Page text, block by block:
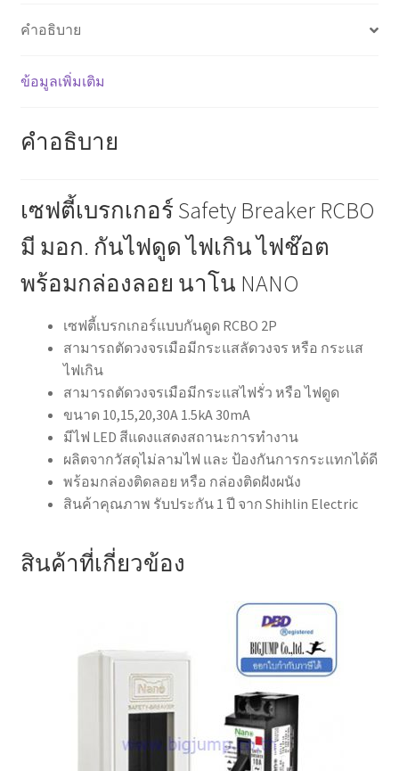
กล่อง
NANO
คำอธิบาย
ข้อมูลเพิ่มเติม
คำอธิบาย
เซฟตี้เบรกเกอร์ Safety Breaker RCBO
มี มอก. กันไฟดูด ไฟเกิน ไฟช๊อต
พร้อมกล่องลอย นาโน NANO
เซฟตี้เบรกเกอร์แบบกันดูด RCBO 2P
สามารถตัดวงจรเมือมีกระแสลัดวงจร หรือ กระแส
ไฟเกิน
สามารถตัดวงจรเมือมีกระแสไฟรั่ว หรือ ไฟดูด
ขนาด 10,15,20,30A 1.5kA 30mA
มีไฟ LED สีแดงแสดงสถานะการทำงาน
ผลิตจากวัสดุไม่ลามไฟ และ ป้องกันการกระแทกได้ดี
พร้อมกล่องติดลอย หรือ กล่องติดฝังผนัง
สินค้าคุณภาพ รับประกัน 1 ปี จาก Shihlin Electric
สินค้าที่เกี่ยวข้อง